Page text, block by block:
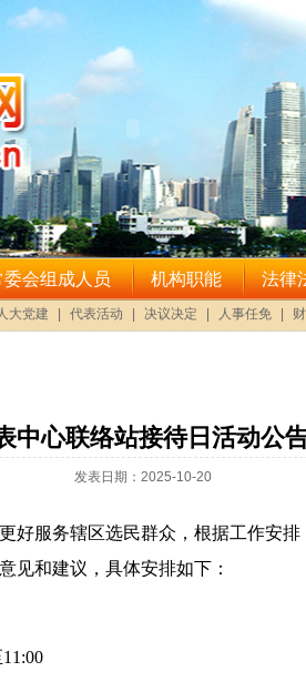
中心联络站接待日活动公
发表日期：2025-10-20
好服务辖区选民群众，根据工作安
见和建议，具体安排如下：